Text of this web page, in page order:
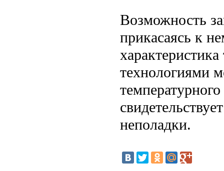
Возможность
прикасаясь к
технологиями
неполадки.